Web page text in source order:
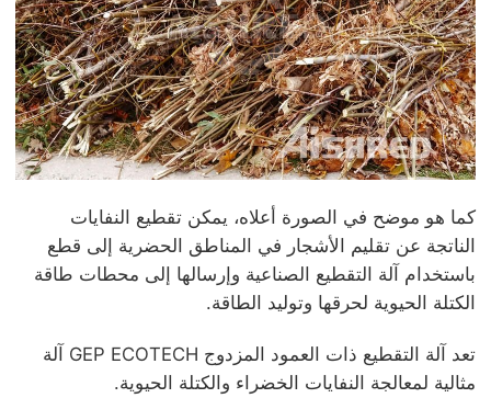
كما هو موضح في الصورة أعلاه، يمكن تقطيع النفايات
الناتجة عن تقليم الأشجار في المناطق الحضرية إلى قطع
باستخدام آلة التقطيع الصناعية وإرسالها إلى محطات طاقة
الكتلة الحيوية لحرقها وتوليد الطاقة.
تعد آلة التقطيع ذات العمود المزدوج GEP ECOTECH آلة
مثالية لمعالجة النفايات الخضراء والكتلة الحيوية.